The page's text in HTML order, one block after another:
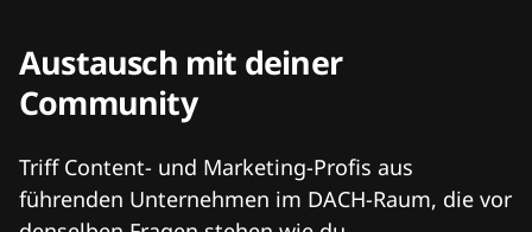
Austausch mit deiner
Community
Triff Content- und Marketing-Profis aus
führenden Unternehmen im DACH-Raum, die vor